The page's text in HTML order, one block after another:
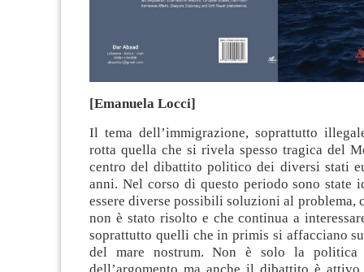
[Emanuela Locci]
Il tema dell’immigrazione, soprattutto
rotta quella che si rivela spesso tragica del
centro del dibattito politico dei diversi stati
anni. Nel corso di questo periodo sono state
essere diverse possibili soluzioni al problema,
non è stato risolto e che continua a
soprattutto quelli che in primis si affacciano
del mare nostrum. Non è solo la politica